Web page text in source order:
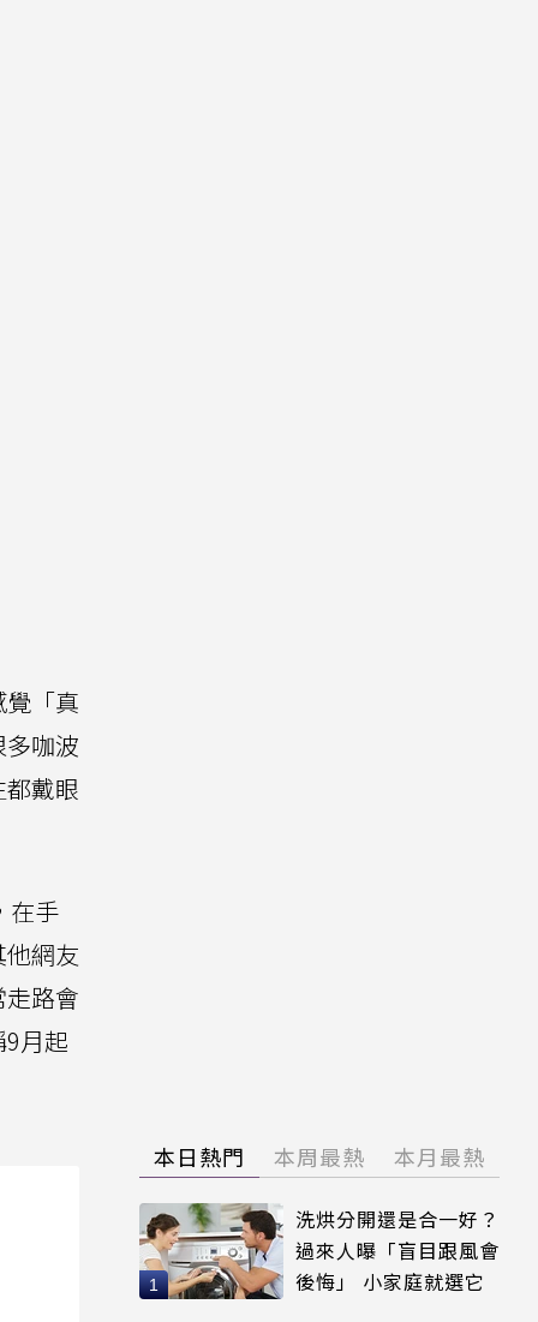
「真
咖波
戴眼
在手
網友
路會
月起
本日熱門 本周最熱 本月最熱
洗烘分開還是合一好？
過來人曝「盲目跟風會
後悔」 小家庭就選它